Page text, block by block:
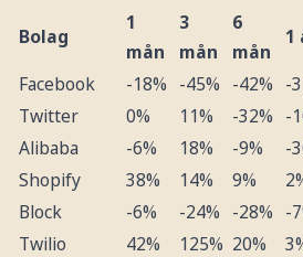
Bolag
1
mån
3
mån
6
mån
1
Facebook
-18% -45% -42% -
Twitter
0% 11% -32% -
Alibaba
-6% 18% -9% -
Shopify
38% 14% 9%
Block
-6% -24% -28% -
Twilio
42% 125% 20%